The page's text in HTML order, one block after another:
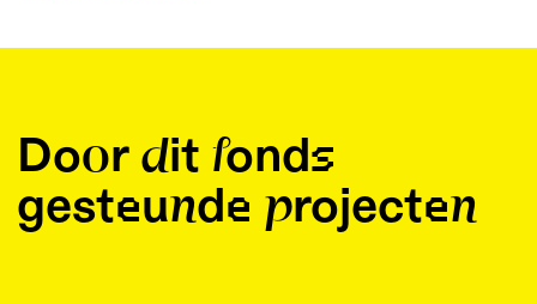
Door dit fonds
gesteunde projecten